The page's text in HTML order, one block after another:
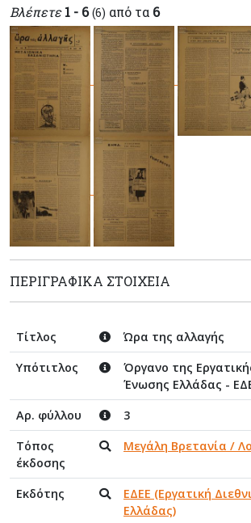
Βλέπετε 1 - 6 (6) από τα 6
ΠΕΡΙΓΡΑΦΙΚΆ ΣΤΟΙΧΕΊΑ
Τίτλος
Ώρα της αλλαγής
Υπότιτλος
Όργανο της
Ένωσης Ελλάδας -
Αρ. φύλλου
3
Τόπος
έκδοσης
Μεγάλη Βρετανία /
Εκδότης
ΕΔΕΕ (Εργατική
Ελλάδας)